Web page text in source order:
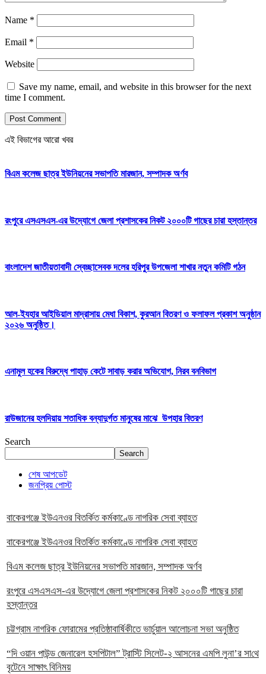
Name *
Email *
Website
Save my name, email, and website in this browser for the next
time I comment.
এই বিভাগের আরো খবর
বিএম কলেজ ছাত্র ইউনিয়নের সভাপতি মারজান, সম্পাদক অর্ণব
রংপুরে এসএসএস-এর উদ্যোগে জেলা প্রশাসকের নিকট ২০০০টি গাছের চারা হস্তান্তর
বাংলাদেশ জাতীয়তাবাদী স্বেচ্ছাসেবক দলের হরিপুর উপজেলা শাখার নতুন কমিটি গঠন
আল-ইযহার আইডিয়াল মাদ্রাসায় মেধা বিকাশ, কুরআন বিতরণ ও ফলাফল প্রকাশ অনুষ্ঠান
২০২৬ অনুষ্ঠিত।
এনামুল হকের বিরুদ্ধে পাহাড় কেটে সাবাড় করার অভিযোগ, নিরব বনবিভাগ
রাউজানের হলদিয়ায় শতাধিক বন্যাদুর্গত মানুষের মাঝে উপহার বিতরণ
Search
Search
শেষ আপডেট
জনপ্রিয় পোস্ট
বাকেরগঞ্জে ইউএনওর বিতর্কিত কর্মকাণ্ডে নাগরিক সেবা ব্যাহত
বাকেরগঞ্জে ইউএনওর বিতর্কিত কর্মকাণ্ডে নাগরিক সেবা ব্যাহত
বিএম কলেজ ছাত্র ইউনিয়নের সভাপতি মারজান, সম্পাদক অর্ণব
রংপুরে এসএসএস-এর উদ্যোগে জেলা প্রশাসকের নিকট ২০০০টি গাছের চারা
হস্তান্তর
চট্টগ্রাম নাগরিক ফোরামের প্রতিষ্ঠাবার্ষিকীতে ভার্চুয়াল আলোচনা সভা অনুষ্ঠিত
“দি ওয়ান পাউন্ড জেনারেল হসপিটাল” ট্রাস্টি সিলেট-২ আসনের এমপি লুনা’র সা‌থে
বৃটেনে সাক্ষাৎ বিনিময়